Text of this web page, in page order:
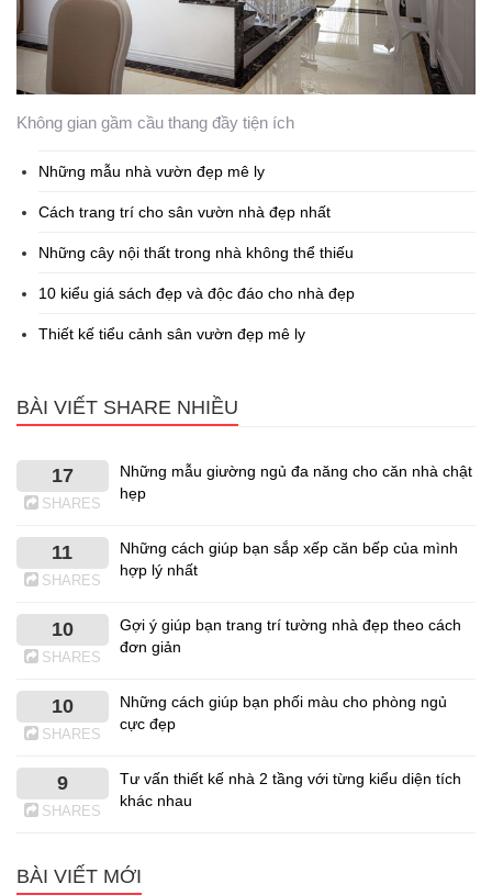
Không gian gầm cầu thang đầy tiện ích
Những mẫu nhà vườn đẹp mê ly
Cách trang trí cho sân vườn nhà đẹp nhất
Những cây nội thất trong nhà không thể thiếu
10 kiểu giá sách đẹp và độc đáo cho nhà đẹp
Thiết kế tiểu cảnh sân vườn đẹp mê ly
BÀI VIẾT SHARE NHIỀU
17
SHARES
Những mẫu giường ngủ đa năng cho căn nhà chật
hẹp
11
SHARES
Những cách giúp bạn sắp xếp căn bếp của mình
hợp lý nhất
10
SHARES
Gợi ý giúp bạn trang trí tường nhà đẹp theo cách
đơn giản
10
SHARES
Những cách giúp bạn phối màu cho phòng ngủ
cực đẹp
9
SHARES
Tư vấn thiết kế nhà 2 tầng với từng kiểu diện tích
khác nhau
BÀI VIẾT MỚI